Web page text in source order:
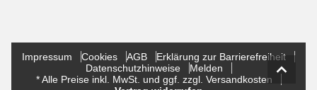
Impressum Cookies AGB
Erklärung zur Barrierefreiheit
Datenschutzhinweise
Melden
* Alle Preise inkl. MwSt. und ggf. zzgl. Versandkosten